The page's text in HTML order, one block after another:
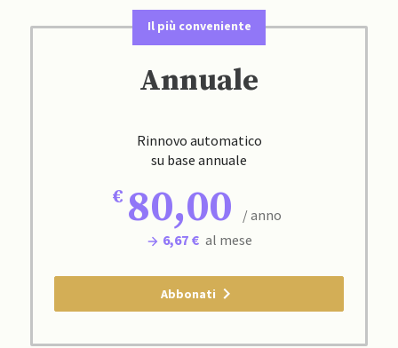
Il più conveniente
Annuale
Rinnovo automatico
su base annuale
80,00
/ anno
6,67 € al mese
Abbonati